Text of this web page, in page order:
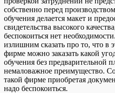
собственно перед
обучения делается макет и
свидетельства высокого
беспокоиться нет
излишним сказать про то, что в
фирме можно заказать какой
обучения без предварительной
немаловажное преимущество.
такой фирме приобретая
надо беспокоиться.